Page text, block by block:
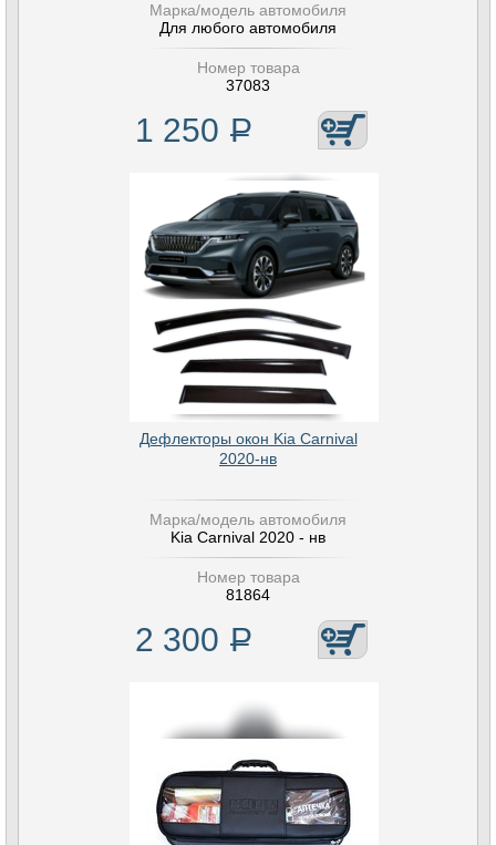
Марка/модель автомобиля
Для любого автомобиля
Номер товара
37083
1 250 Р
Дефлекторы окон Kia Carnival
2020-нв
Марка/модель автомобиля
Kia Carnival 2020 - нв
Номер товара
81864
2 300 Р